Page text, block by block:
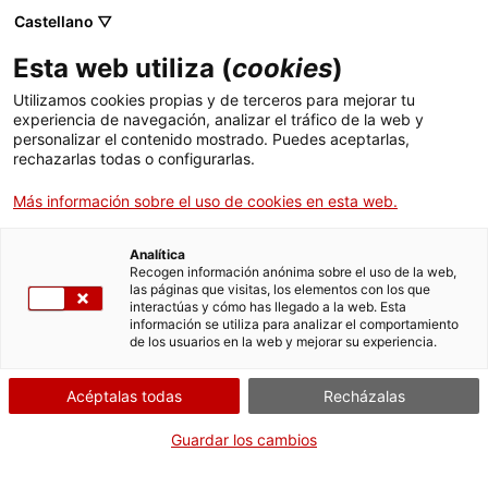
principal
INTERNACIONAL DELS
ARXIUS 2022
Españoltranslation unavailable forHistòries per explorar.
Quiénes somos
Contacta
Derechos de autor
Aviso legal y política de privacidad
Castellano ▽
Esta web utiliza (cookies)
Utilizamos cookies propias y de terceros para mejorar tu
experiencia de navegación, analizar el tráfico de la web y
personalizar el contenido mostrado. Puedes aceptarlas,
rechazarlas todas o configurarlas.
Más información sobre el uso de cookies en esta web.
Analítica
Recogen información anónima sobre el uso de la web,
las páginas que visitas, los elementos con los que
interactúas y cómo has llegado a la web. Esta
información se utiliza para analizar el comportamiento
de los usuarios en la web y mejorar su experiencia.
Acéptalas todas Recházalas
Guardar los cambios